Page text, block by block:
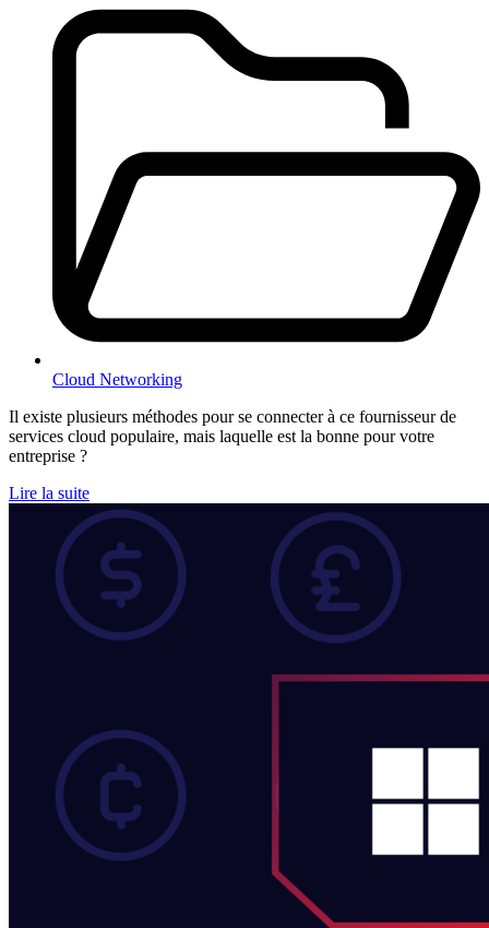
Cloud Networking
Il existe plusieurs méthodes pour se connecter à ce fournisseur de
services cloud populaire, mais laquelle est la bonne pour votre
entreprise ?
Lire la suite